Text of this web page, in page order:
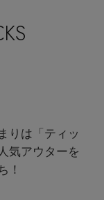
りは「ティッ
気アウターを
！